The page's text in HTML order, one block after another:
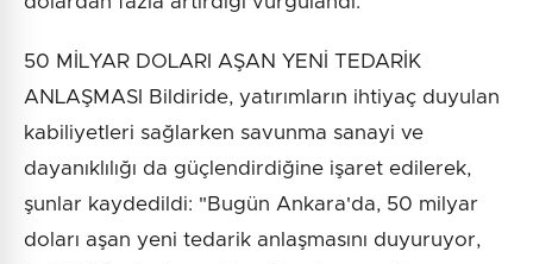
50 MİLYAR DOLARI AŞAN YENİ TEDARİK
ANLAŞMASI Bildiride, yatırımların ihtiyaç duyulan
kabiliyetleri sağlarken savunma sanayi ve
dayanıklılığı da güçlendirdiğine işaret edilerek,
şunlar kaydedildi: "Bugün Ankara'da, 50 milyar
doları aşan yeni tedarik anlaşmasını duyuruyor,